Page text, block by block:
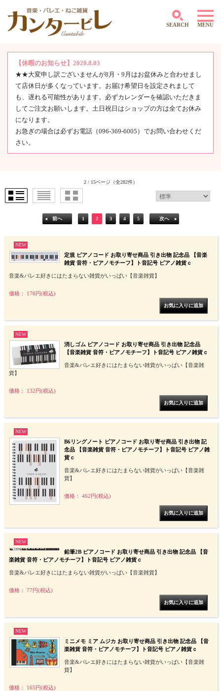
SEARCH MENU
～500円
501円～1,000円
1,001円～2,000円
2,001円～3,000円
4,000円～5,000円
【休暇のお知らせ】2020.8.03
★★大変申し訳ございませんが8月・9月はお盆休みと合わせまし
て店休日が多くなっています。お届け希望日を設定されまして
も、遅れる可能性があります。必ずカレンダーを確認いただきま
してご注文お願いします。土日祝日はショップの方は全てお休み
になります。
お急ぎの場合は必ずお電話（096-369-6005）でお問い合わせくだ
さい。
2 / 15ページ （全282件）
前へ 1 2 3 4 5 次へ
NEW
定規 ピアノコード お取り寄せ商品 引き出物 記念品 【音楽
雑貨 音符・ピアノモチーフ】ト音記号 ピアノ雑貨ｃ
音楽&バレエ好きにはたまらない雑貨がいっぱい【音楽雑貨】
価格： 176円(税込)
NEW
消しゴム ピアノコード お取り寄せ商品 引き出物 記念品
【音楽雑貨 音符・ピアノモチーフ】ト音記号 ピアノ雑貨ｃ
音楽&バレエ好きにはたまらない雑貨がいっぱい【音楽雑
貨】
価格： 132円(税込)
NEW
B6リングノート ピアノコード お取り寄せ商品 引き出物 記
念品 【音楽雑貨 音符・ピアノモチーフ】ト音記号 ピアノ雑
貨ｃ
音楽&バレエ好きにはたまらない雑貨がいっぱい【音楽雑
貨】
価格： 462円(税込)
NEW
鉛筆2B ピアノコード お取り寄せ商品 引き出物 記念品 【音
楽雑貨 音符・ピアノモチーフ】ト音記号 ピアノ雑貨ｃ
音楽&バレエ好きにはたまらない雑貨がいっぱい【音楽雑貨】
価格： 77円(税込)
NEW
ミニメモ ミア ムジカ お取り寄せ商品 引き出物 記念品 【音
楽雑貨 音符・ピアノモチーフ】ト音記号 ピアノ雑貨ｃ
音楽&バレエ好きにはたまらない雑貨がいっぱい【音楽雑
貨】
価格： 165円(税込)